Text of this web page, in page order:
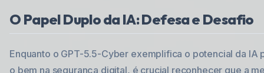
O Papel Duplo da IA: Defesa e Desafio
Enquanto o GPT-5.5-Cyber exemplifica o potencial da IA
o bem na segurança digital, é crucial reconhecer que a